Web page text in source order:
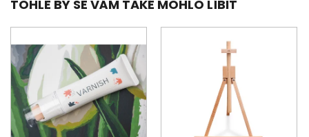
TOHLE BY SE VÁM TAKÉ MOHLO LÍBIT